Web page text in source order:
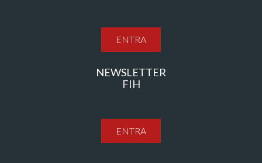
ENTRA
NEWSLETTER
FIH
ENTRA